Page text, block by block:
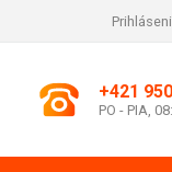
+421
PO - PIA,